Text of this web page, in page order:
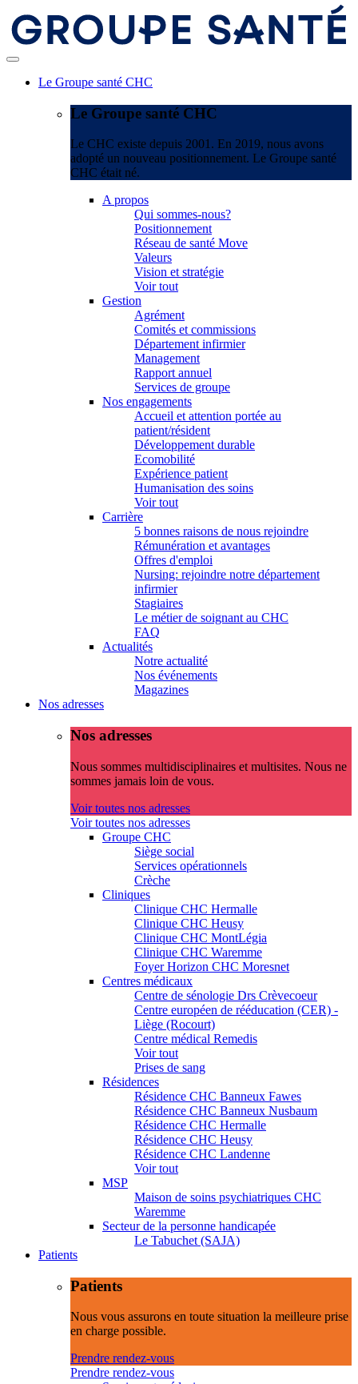
Le Groupe santé CHC
Le Groupe santé CHC
Le CHC existe depuis 2001. En 2019, nous avons
adopté un nouveau positionnement. Le Groupe santé
CHC était né.
A propos
Qui sommes-nous?
Positionnement
Réseau de santé Move
Valeurs
Vision et stratégie
Voir tout
Gestion
Agrément
Comités et commissions
Département infirmier
Management
Rapport annuel
Services de groupe
Nos engagements
Accueil et attention portée au
patient/résident
Développement durable
Ecomobilité
Expérience patient
Humanisation des soins
Voir tout
Carrière
5 bonnes raisons de nous rejoindre
Rémunération et avantages
Offres d'emploi
Nursing: rejoindre notre département
infirmier
Stagiaires
Le métier de soignant au CHC
FAQ
Actualités
Notre actualité
Nos événements
Magazines
Nos adresses
Nos adresses
Nous sommes multidisciplinaires et multisites. Nous ne
sommes jamais loin de vous.
Voir toutes nos adresses
Voir toutes nos adresses
Groupe CHC
Siège social
Services opérationnels
Crèche
Cliniques
Clinique CHC Hermalle
Clinique CHC Heusy
Clinique CHC MontLégia
Clinique CHC Waremme
Foyer Horizon CHC Moresnet
Centres médicaux
Centre de sénologie Drs Crèvecoeur
Centre européen de rééducation (CER) -
Liège (Rocourt)
Centre médical Remedis
Voir tout
Prises de sang
Résidences
Résidence CHC Banneux Fawes
Résidence CHC Banneux Nusbaum
Résidence CHC Hermalle
Résidence CHC Heusy
Résidence CHC Landenne
Voir tout
MSP
Maison de soins psychiatriques CHC
Waremme
Secteur de la personne handicapée
Le Tabuchet (SAJA)
Patients
Patients
Nous vous assurons en toute situation la meilleure prise
en charge possible.
Prendre rendez-vous
Prendre rendez-vous